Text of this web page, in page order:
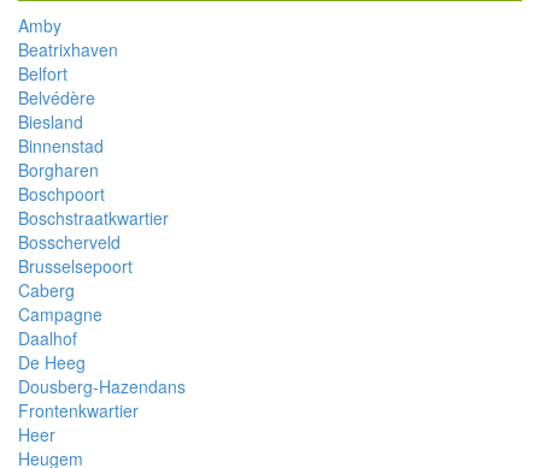
Amby
Beatrixhaven
Belfort
Belvédère
Biesland
Binnenstad
Borgharen
Boschpoort
Boschstraatkwartier
Bosscherveld
Brusselsepoort
Caberg
Campagne
Daalhof
De Heeg
Dousberg-Hazendans
Frontenkwartier
Heer
Heugem